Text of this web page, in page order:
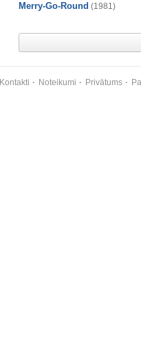
Merry-Go-Round (1981)
Kontakti Noteikumi Privātums